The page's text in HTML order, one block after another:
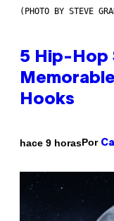
(PHOTO BY STEVE
5 Hip-Hop
Hooks
hace 9 horasPor